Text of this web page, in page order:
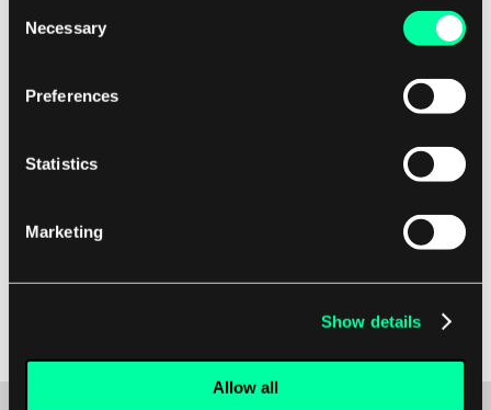
Selection
Necessary
Preferences
Statistics
Marketing
Show details
Allow all
Verbesserungen vorgenommen werden, um das
Produkt aktuell und optimal funktionsfähig zu
Prozess für die erfolgreiche Entwicklung und
Ansatzes und die Einhaltung von Best Practices
können Softwareentwicklungsteams effizient
qualitativ hochwertige Produkte erstellen, die
den Bedürfnissen von Benutzern und